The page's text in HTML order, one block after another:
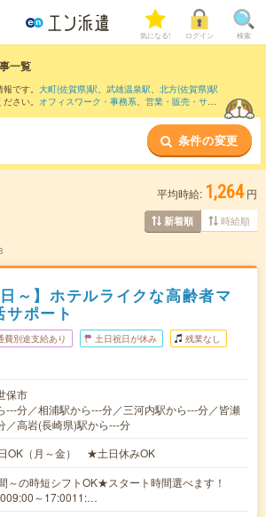
気になる! ログイン 検索
一覧
です。 大町(佐賀県)駅、 武雄温泉駅、 北方(佐賀県)駅
さい。 オフィスワーク・事務系、 営業・販売・サー
どのこだわり条件で絞り込んでいただけます。
条件の変更
平均時給: 1,264 円
新着順 時給順
～】ホテルライクな高齢者マ
サポート
費別途支給あり 土日祝日が休み 残業なし
保市
---分／相浦駅から---分／三河内駅から---分／皆瀬
／高岩(長崎県)駅から---分
OK（月～金） ★土日休みOK
～の時短シフトOK★スタート時間選べます！
～17:0011:…